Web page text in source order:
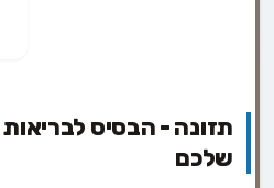
תזונה - הבסיס
שלכם